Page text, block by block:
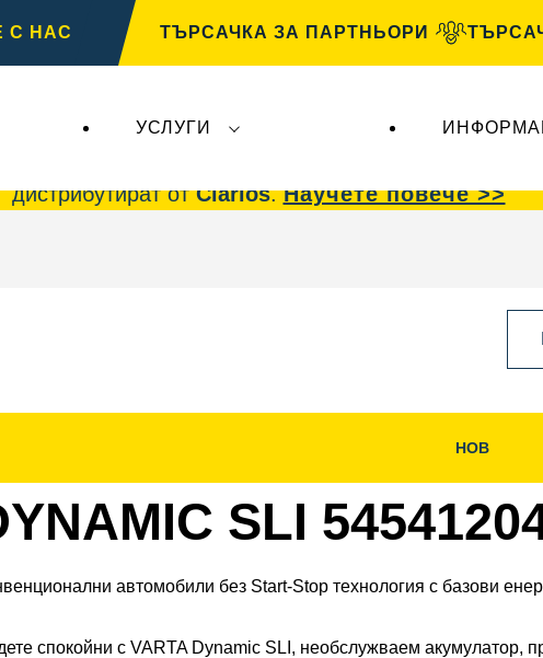
С НАС ТЪРСАЧКА ЗА ПАРТНЬОРИ
УСЛУГИ
дистрибутират отClarios.Научете повече >>
прозорец
за
НОВ
SLI
автомобили без Start-Stop технология с базови
спокойни с VARTA Dynamic SLI, необслужваем акумулатор,